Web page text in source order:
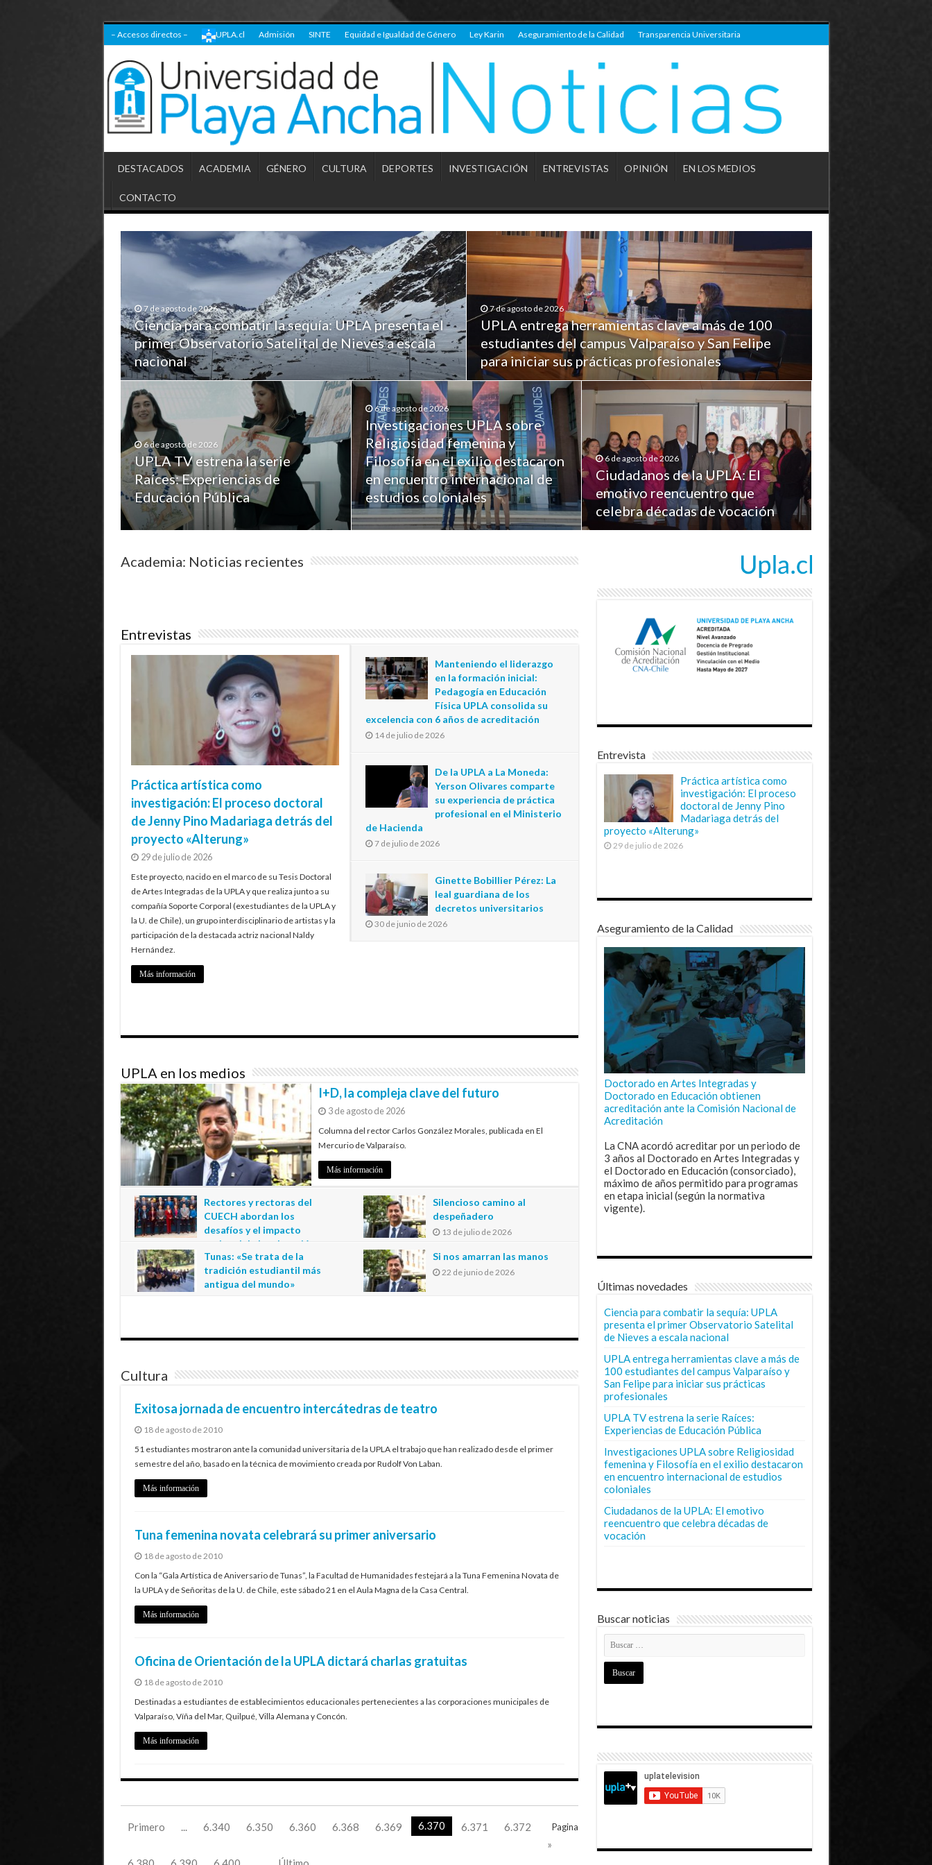
– Accesos directos – UPLA.cl Admisión SINTE Equidad e Igualdad de Género Ley Karin Aseguramiento de la Calidad Transparencia Universitaria
DESTACADOS ACADEMIA GÉNERO CULTURA DEPORTES INVESTIGACIÓN ENTREVISTAS OPINIÓN EN LOS MEDIOS
CONTACTO
7 de agosto de 2026
Ciencia para combatir la sequía: UPLA presenta el
primer Observatorio Satelital de Nieves a escala
nacional
7 de agosto de 2026
UPLA entrega herramientas clave a más de 100
estudiantes del campus Valparaíso y San Felipe
para iniciar sus prácticas profesionales
6 de agosto de 2026
UPLA TV estrena la serie
Raíces: Experiencias de
Educación Pública
6 de agosto de 2026
Investigaciones UPLA sobre
Religiosidad femenina y
Filosofía en el exilio destacaron
en encuentro internacional de
estudios coloniales
6 de agosto de 2026
Ciudadanos de la UPLA: El
emotivo reencuentro que
celebra décadas de vocación
Academia: Noticias recientes
Entrevistas
Práctica artística como
investigación: El proceso doctoral
de Jenny Pino Madariaga detrás del
proyecto «Alterung»
29 de julio de 2026
Este proyecto, nacido en el marco de su Tesis Doctoral
de Artes Integradas de la UPLA y que realiza junto a su
compañía Soporte Corporal (exestudiantes de la UPLA y
la U. de Chile), un grupo interdisciplinario de artistas y la
participación de la destacada actriz nacional Naldy
Hernández.
Más información
Manteniendo el liderazgo
en la formación inicial:
Pedagogía en Educación
Física UPLA consolida su
excelencia con 6 años de acreditación
14 de julio de 2026
De la UPLA a La Moneda:
Yerson Olivares comparte
su experiencia de práctica
profesional en el Ministerio
de Hacienda
7 de julio de 2026
Ginette Bobillier Pérez: La
leal guardiana de los
decretos universitarios
30 de junio de 2026
UPLA en los medios
I+D, la compleja clave del futuro
3 de agosto de 2026
Columna del rector Carlos González Morales, publicada en El
Mercurio de Valparaíso.
Más información
Rectores y rectoras del
CUECH abordan los
desafíos y el impacto
regional de la educación
estatal en Tarapacá
20 de julio de 2026
Silencioso camino al
despeñadero
13 de julio de 2026
Tunas: «Se trata de la
tradición estudiantil más
antigua del mundo»
Si nos amarran las manos
22 de junio de 2026
Cultura
Exitosa jornada de encuentro intercátedras de teatro
18 de agosto de 2010
51 estudiantes mostraron ante la comunidad universitaria de la UPLA el trabajo que han realizado desde el primer
semestre del año, basado en la técnica de movimiento creada por Rudolf Von Laban.
Más información
Tuna femenina novata celebrará su primer aniversario
18 de agosto de 2010
Con la “Gala Artística de Aniversario de Tunas”, la Facultad de Humanidades festejará a la Tuna Femenina Novata de
la UPLA y de Señoritas de la U. de Chile, este sábado 21 en el Aula Magna de la Casa Central.
Más información
Oficina de Orientación de la UPLA dictará charlas gratuitas
18 de agosto de 2010
Destinadas a estudiantes de establecimientos educacionales pertenecientes a las corporaciones municipales de
Valparaíso, Víña del Mar, Quilpué, Villa Alemana y Concón.
Más información
Pagina
Primero 6.340 6.350 6.360 6.368 6.369 6.370 6.371
6.372
»
Entrevista
Práctica artística como
investigación: El proceso
doctoral de Jenny Pino
Madariaga detrás del
proyecto «Alterung»
29 de julio de 2026
Aseguramiento de la Calidad
Doctorado en Artes Integradas y
Doctorado en Educación obtienen
acreditación ante la Comisión Nacional de
Acreditación
La CNA acordó acreditar por un periodo de
3 años al Doctorado en Artes Integradas y
el Doctorado en Educación (consorciado),
máximo de años permitido para programas
en etapa inicial (según la normativa
vigente).
Últimas novedades
Ciencia para combatir la sequía: UPLA
presenta el primer Observatorio Satelital
de Nieves a escala nacional
UPLA entrega herramientas clave a más de
100 estudiantes del campus Valparaíso y
San Felipe para iniciar sus prácticas
profesionales
UPLA TV estrena la serie Raíces:
Experiencias de Educación Pública
Investigaciones UPLA sobre Religiosidad
femenina y Filosofía en el exilio destacaron
en encuentro internacional de estudios
coloniales
Ciudadanos de la UPLA: El emotivo
reencuentro que celebra décadas de
vocación
Buscar noticias